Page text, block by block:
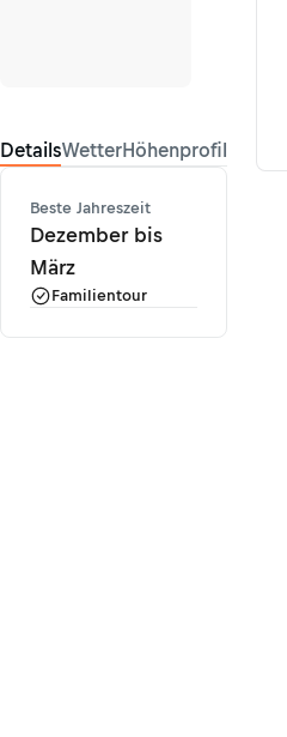
DetailsWetterHöhenprofil
Beste Jahreszeit
Dezember bis
März
Familientour